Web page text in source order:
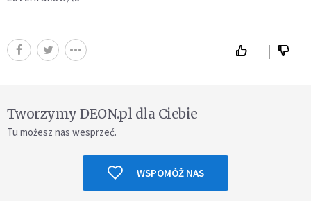
Tworzymy DEON.pl dla Ciebie
Tu możesz nas wesprzeć.
WSPOMÓŻ NAS